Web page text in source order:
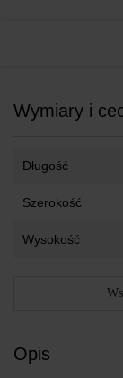
Wymiary i
Długość
Szerokość
Wysokość
Opis